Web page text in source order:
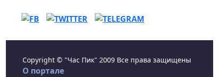
Copyright © "Час Пик" 2009 Все права защищены
О портале